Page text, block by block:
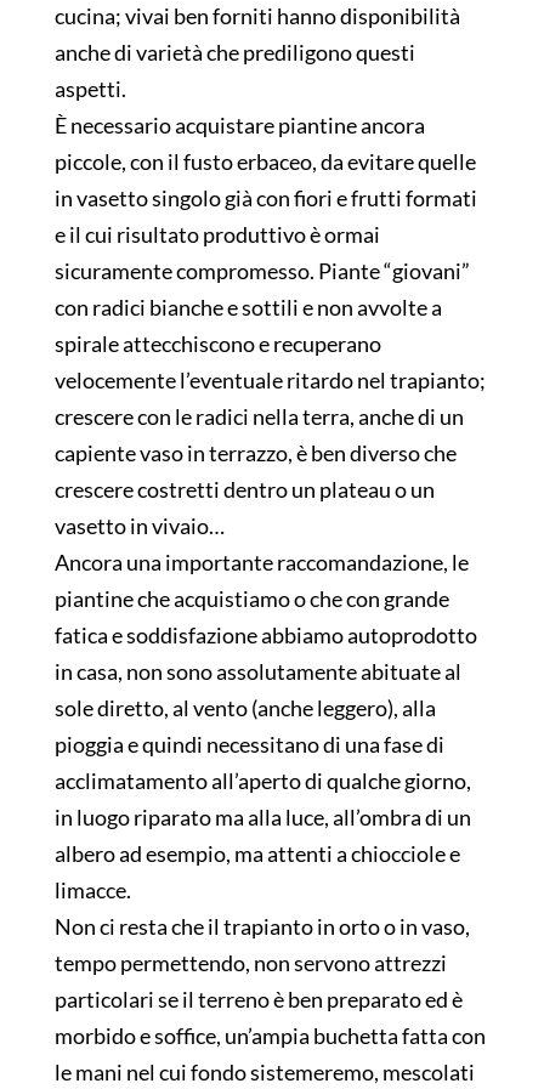
cucina; vivai ben forniti hanno disponibilità
anche di varietà che prediligono questi
aspetti.
È necessario acquistare piantine ancora
piccole, con il fusto erbaceo, da evitare quelle
in vasetto singolo già con fiori e frutti formati
e il cui risultato produttivo è ormai
sicuramente compromesso. Piante “giovani”
con radici bianche e sottili e non avvolte a
spirale attecchiscono e recuperano
velocemente l’eventuale ritardo nel trapianto;
crescere con le radici nella terra, anche di un
capiente vaso in terrazzo, è ben diverso che
crescere costretti dentro un plateau o un
vasetto in vivaio…
Ancora una importante raccomandazione, le
piantine che acquistiamo o che con grande
fatica e soddisfazione abbiamo autoprodotto
in casa, non sono assolutamente abituate al
sole diretto, al vento (anche leggero), alla
pioggia e quindi necessitano di una fase di
acclimatamento all’aperto di qualche giorno,
in luogo riparato ma alla luce, all’ombra di un
albero ad esempio, ma attenti a chiocciole e
limacce.
Non ci resta che il trapianto in orto o in vaso,
tempo permettendo, non servono attrezzi
particolari se il terreno è ben preparato ed è
morbido e soffice, un’ampia buchetta fatta con
le mani nel cui fondo sistemeremo, mescolati